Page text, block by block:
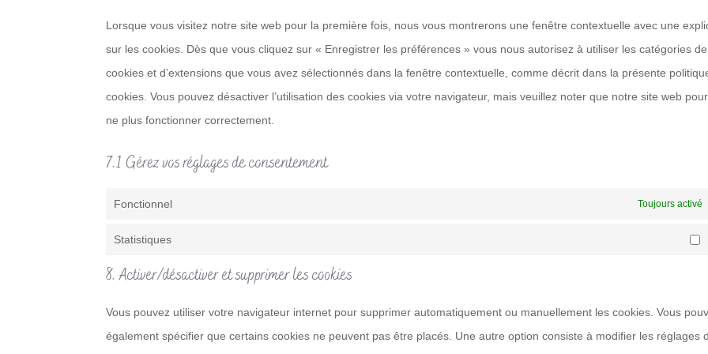
Lorsque vous visitez notre site web pour la première fois, nous vous montrerons une fenêtre contextuelle avec une
sur les cookies. Dès que vous cliquez sur « Enregistrer les préférences » vous nous autorisez à utiliser les catégories de
cookies et d’extensions que vous avez sélectionnés dans la fenêtre contextuelle, comme décrit dans la présente
cookies. Vous pouvez désactiver l’utilisation des cookies via votre navigateur, mais veuillez noter que notre site web
ne plus fonctionner correctement.
7.1 Gérez vos réglages de consentement
Fonctionnel Toujours activé
Statistiques
8. Activer/désactiver et supprimer les cookies
Vous pouvez utiliser votre navigateur internet pour supprimer automatiquement ou manuellement les cookies. Vous
également spécifier que certains cookies ne peuvent pas être placés. Une autre option consiste à modifier les réglages